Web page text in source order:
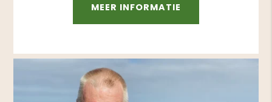
MEER INFORMATIE